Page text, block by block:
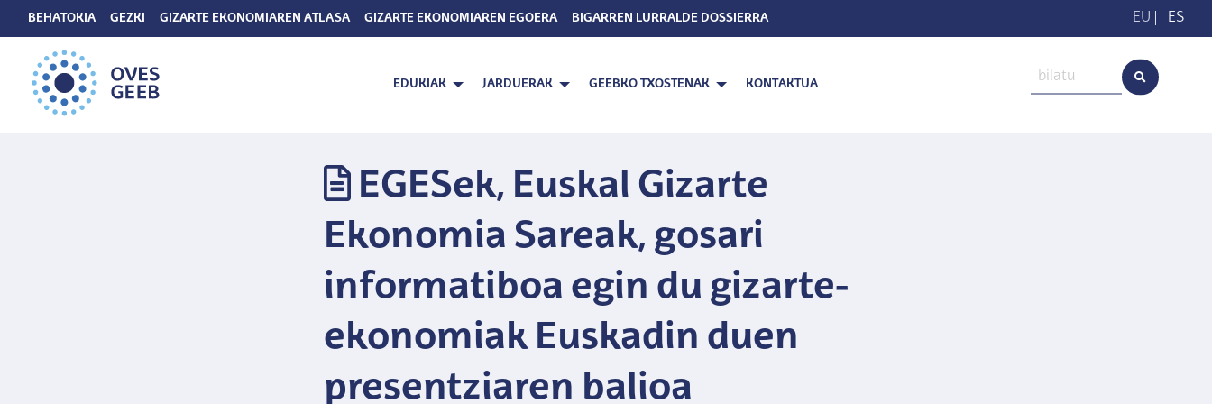
EU ES
BEHATOKIA GEZKI GIZARTE EKONOMIAREN ATLASA GIZARTE EKONOMIAREN EGOERA BIGARREN LURRALDE DOSSIERRA
EDUKIAK JARDUERAK GEEBKO TXOSTENAK KONTAKTUA
EGESek, Euskal Gizarte
Ekonomia Sareak, gosari
informatiboa egin du gizarte-
ekonomiak Euskadin duen
presentziaren balioa